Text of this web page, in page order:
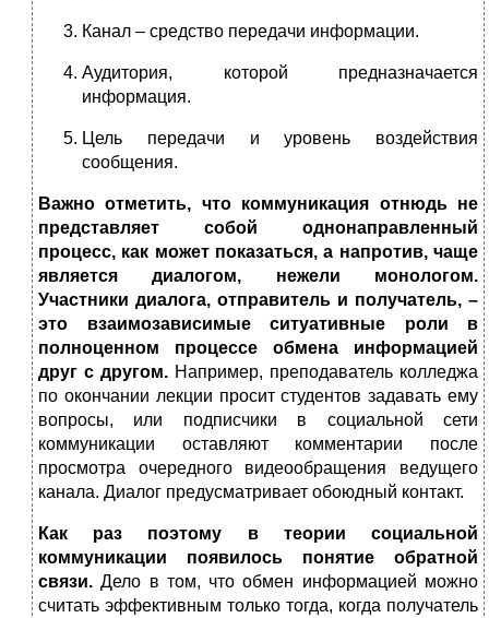
Канал – средство передачи информации.
Аудитория, которой предназначается
информация.
Цель передачи и уровень воздействия
сообщения.
Важно отметить, что коммуникация отнюдь не
представляет собой однонаправленный
процесс, как может показаться, а напротив, чаще
является диалогом, нежели монологом.
Участники диалога, отправитель и получатель, –
это взаимозависимые ситуативные роли в
полноценном процессе обмена информацией
друг с другом. Например, преподаватель колледжа
по окончании лекции просит студентов задавать ему
вопросы, или подписчики в социальной сети
коммуникации оставляют комментарии после
просмотра очередного видеообращения ведущего
канала. Диалог предусматривает обоюдный контакт.
Как раз поэтому в теории социальной
коммуникации появилось понятие обратной
связи. Дело в том, что обмен информацией можно
считать эффективным только тогда, когда получатель